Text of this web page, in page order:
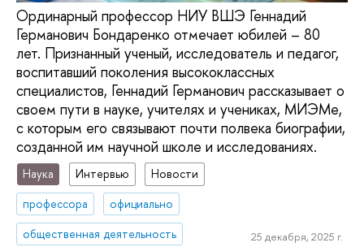
Ординарный профессор НИУ ВШЭ Геннадий
Германович Бондаренко отмечает юбилей – 80
лет. Признанный ученый, исследователь и педагог,
воспитавший поколения высококлассных
специалистов, Геннадий Германович рассказывает о
своем пути в науке, учителях и учениках, МИЭМе,
с которым его связывают почти полвека биографии,
созданной им научной школе и исследованиях.
Наука Интервью
Новости
профессора
официально
общественная деятельность
25 декабря, 2025 г.